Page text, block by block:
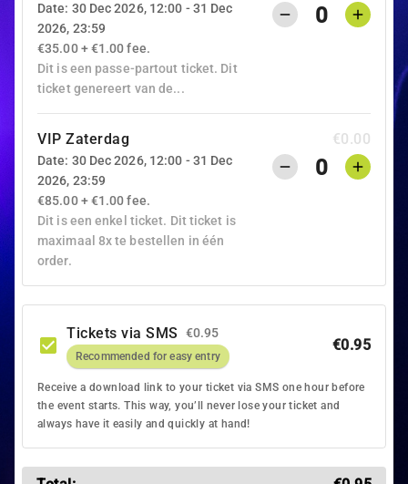
Date: 30 Dec 2026, 12:00 - 31 Dec
2026, 23:59
€35.00 + €1.00 fee.
Dit is een passe-partout ticket. Dit
ticket genereert van de...
0
VIP Zaterdag
Date: 30 Dec 2026, 12:00 - 31 Dec
2026, 23:59
€85.00 + €1.00 fee.
Dit is een enkel ticket. Dit ticket is
maximaal 8x te bestellen in één
order.
€0.00
0
Tickets via SMS €0.95
Recommended for easy entry
€0.95
Receive a download link to your ticket via SMS one hour before
the event starts. This way, you’ll never lose your ticket and
always have it easily and quickly at hand!